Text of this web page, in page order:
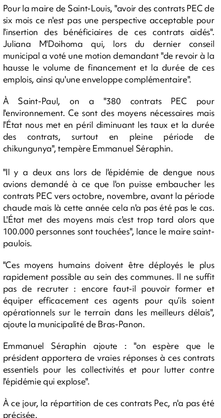
Pour la maire de Saint-Louis, "avoir des contrats PEC de
six mois ce n'est pas une perspective acceptable pour
l'insertion des bénéficiaires de ces contrats aidés".
Juliana M'Doihoma qui, lors du dernier conseil
municipal a voté une motion demandant "de revoir à la
hausse le volume de financement et la durée de ces
emplois, ainsi qu'une enveloppe complémentaire".
À Saint-Paul, on a "380 contrats PEC pour
l'environnement. Ce sont des moyens nécessaires mais
l'État nous met en péril diminuant les taux et la durée
des contrats, surtout en pleine période de
chikungunya", tempère Emmanuel Séraphin.
"Il y a deux ans lors de l'épidémie de dengue nous
avions demandé à ce que l'on puisse embaucher les
contrats PEC vers octobre, novembre, avant la période
chaude mais là cette année cela n'a pas été pas le cas.
L'État met des moyens mais c'est trop tard alors que
100.000 personnes sont touchées", lance le maire saint-
paulois.
"Ces moyens humains doivent être déployés le plus
rapidement possible au sein des communes. Il ne suffit
pas de recruter : encore faut-il pouvoir former et
équiper efficacement ces agents pour qu’ils soient
opérationnels sur le terrain dans les meilleurs délais",
ajoute la municipalité de Bras-Panon.
Emmanuel Séraphin ajoute : "on espère que le
président apportera de vraies réponses à ces contrats
essentiels pour les collectivités et pour lutter contre
l'épidémie qui explose".
À ce jour, la répartition de ces contrats Pec, n'a pas été
précisée.